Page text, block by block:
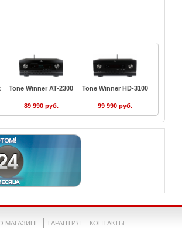
Tone Winner AT-2300
89 990 руб.
Tone Winner HD-3100
99 990 руб.
МАГАЗИНЕ ГАРАНТИЯ КОНТАКТЫ